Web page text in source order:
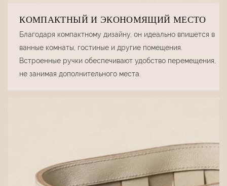
КОМПАКТНЫЙ И ЭКОНОМЯЩИЙ МЕСТО
Благодаря компактному дизайну, он идеально впишется в
ванные комнаты, гостиные и другие помещения.
Встроенные ручки обеспечивают удобство перемещения,
не занимая дополнительного места.